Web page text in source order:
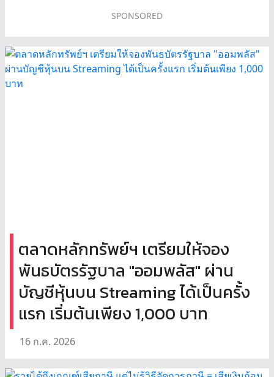
SPONSORED
ตลาดหลักทรัพย์ฯ เตรียมให้จอง
พันธบัตรรัฐบาล "ออมพลัส" ผ่าน
บัญชีหุ้นบน Streaming ได้เป็นครั้ง
แรก เริ่มต้นเพียง 1,000 บาท
16 ก.ค. 2026